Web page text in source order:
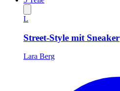
L
Street-Style mit Sneaker
Lara Berg